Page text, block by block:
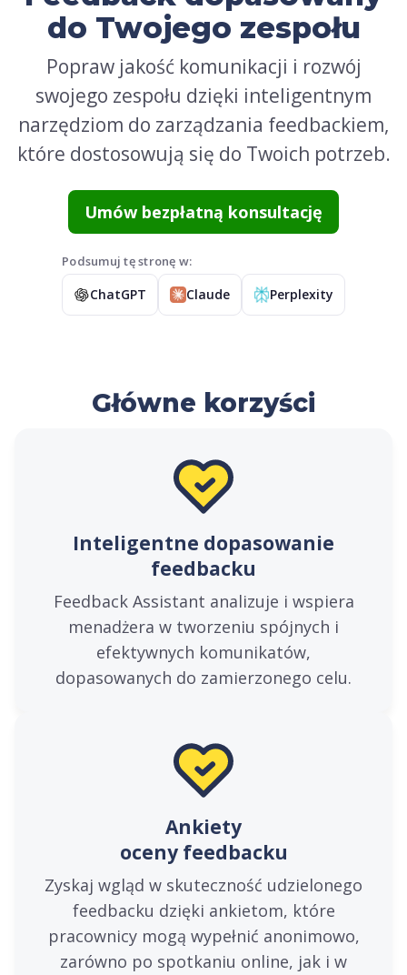
do Twojego zespołu
Popraw jakość komunikacji i rozwój
swojego zespołu dzięki inteligentnym
narzędziom do zarządzania feedbackiem,
które dostosowują się do Twoich potrzeb.
Umów bezpłatną konsultację
Podsumuj tę stronę w:
ChatGPT Claude Perplexity
Główne korzyści
Inteligentne dopasowanie
feedbacku
Feedback Assistant analizuje i wspiera
menadżera w tworzeniu spójnych i
efektywnych komunikatów,
dopasowanych do zamierzonego celu.
Ankiety
oceny feedbacku
Zyskaj wgląd w skuteczność udzielonego
feedbacku dzięki ankietom, które
pracownicy mogą wypełnić anonimowo,
zarówno po spotkaniu online, jak i w